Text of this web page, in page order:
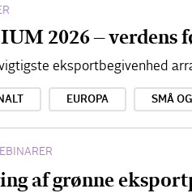
2026 – verdens
eksportbegivenhed
EUROPA SMÅ
af grønne